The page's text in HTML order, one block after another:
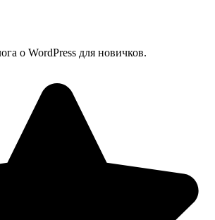
о WordPress для новичков.